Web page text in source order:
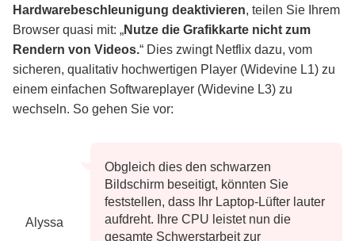
Hardwarebeschleunigung deaktivieren, teilen Sie Ihrem
Browser quasi mit: „Nutze die Grafikkarte nicht zum
Rendern von Videos.“ Dies zwingt Netflix dazu, vom
sicheren, qualitativ hochwertigen Player (Widevine L1) zu
einem einfachen Softwareplayer (Widevine L3) zu
wechseln. So gehen Sie vor:
Alyssa
Obgleich dies den schwarzen
Bildschirm beseitigt, könnten Sie
feststellen, dass Ihr Laptop-Lüfter lauter
aufdreht. Ihre CPU leistet nun die
gesamte Schwerstarbeit zur